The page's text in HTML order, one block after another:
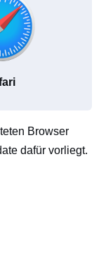
Browser
dafür vorliegt.